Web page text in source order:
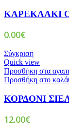
ΚΑΡΕΚΛΑΚΙ
0.00€
Σύγκριση
Quick view
Προσθήκη στα
Προσθήκη στο
ΚΟΡΔΟΝΙ
12.00€